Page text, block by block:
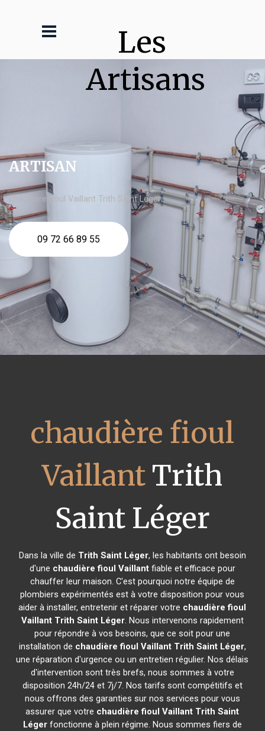
Les
Artisans
ARTISAN
chaudière fioul Vaillant Trith Saint Léger
09 72 66 89 55
chaudière fioul
Vaillant Trith
Saint Léger
Dans la ville de Trith Saint Léger, les habitants ont besoin
d'une chaudière fioul Vaillantfiable et efficace pour
chauffer leur maison. C'est pourquoi notre équipe de
plombiers expérimentés est à votre disposition pour vous
aider à installer, entretenir et réparer votre chaudière fioul
Vaillant Trith Saint Léger. Nous intervenons rapidement
pour répondre à vos besoins, que ce soit pour une
installation de chaudière fioul Vaillant Trith Saint Léger,
une réparation d'urgence ou un entretien régulier. Nos délais
d'intervention sont très brefs, nous sommes à votre
disposition 24h/24 et 7j/7. Nos tarifs sont compétitifs et
nous offrons des garanties sur nos services pour vous
assurer que votre chaudière fioul Vaillant Trith Saint
Légerfonctionne à plein régime. Nous sommes fiers de